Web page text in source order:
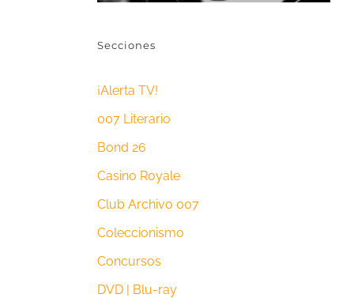
Secciones
¡Alerta TV!
007 Literario
Bond 26
Casino Royale
Club Archivo 007
Coleccionismo
Concursos
DVD | Blu-ray